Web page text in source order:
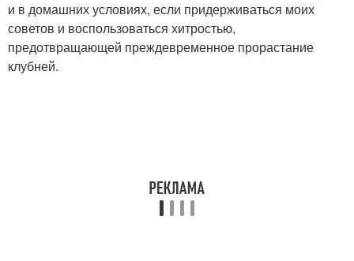
и в домашних условиях, если придерживаться моих
советов и воспользоваться хитростью,
предотвращающей преждевременное прорастание
клубней.